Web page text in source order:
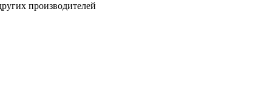
производителей